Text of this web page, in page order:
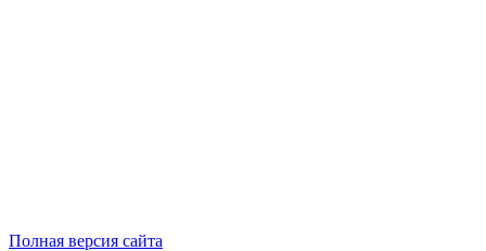
Полная версия сайта